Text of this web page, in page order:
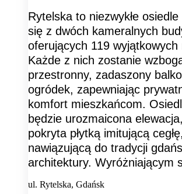
Rytelska to niezwykłe osiedle
się z dwóch kameralnych
oferujących 119 wyjątkowych
Każde z nich zostanie
przestronny, zadaszony
ogródek, zapewniając
komfort mieszkańcom.
będzie urozmaicona
pokryta płytką imitującą cegłę,
nawiązującą do tradycji
architektury. Wyróżniającym
ul. Rytelska, Gdańsk